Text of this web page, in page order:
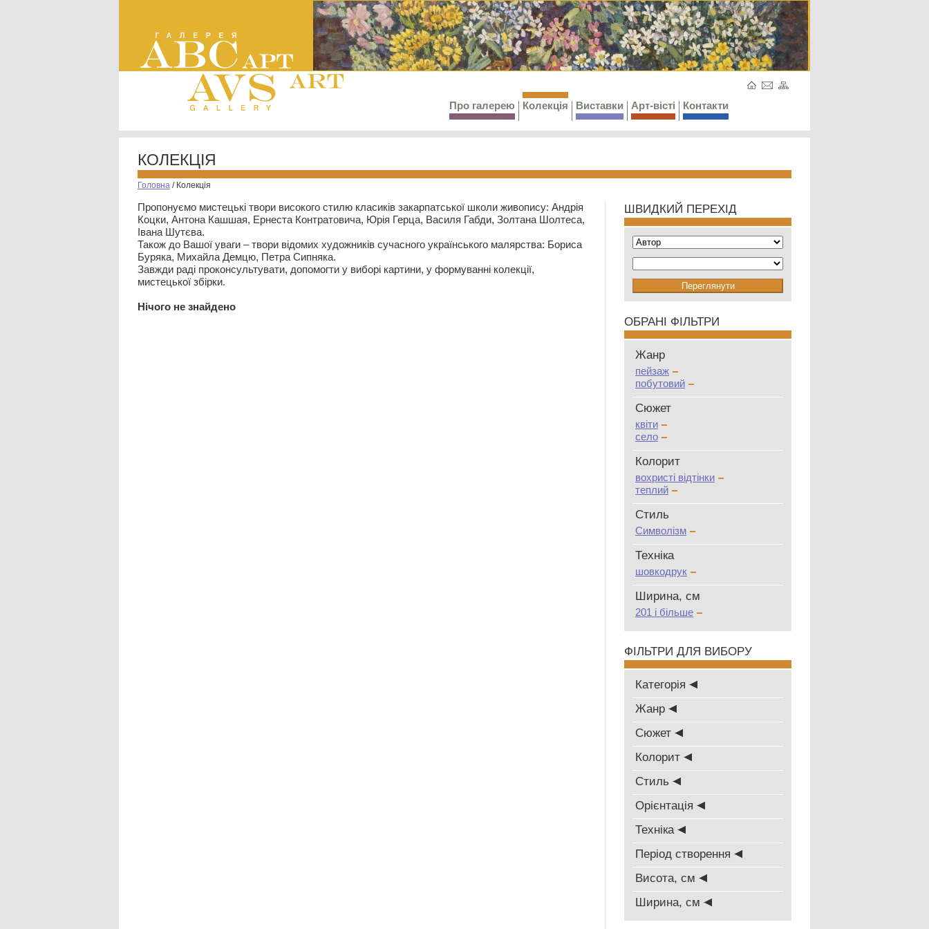
Про галерею Колекція Виставки Арт-вісті Контакти
КОЛЕКЦІЯ
Головна / Колекція
Пропонуємо мистецькі твори високого стилю класиків закарпатської школи живопису: Андрія
Коцки, Антона Кашшая, Ернеста Контратовича, Юрія Герца, Василя Габди, Золтана Шолтеса,
Івана Шутєва.
Також до Вашої уваги – твори відомих художників сучасного українського малярства: Бориса
Буряка, Михайла Демцю, Петра Сипняка.
Завжди раді проконсультувати, допомогти у виборі картини, у формуванні колекції,
мистецької збірки.
Нiчого не знайдено
ШВИДКИЙ ПЕРЕХІД
ОБРАНІ ФІЛЬТРИ
Жанр
пейзаж
побутовий
Сюжет
квіти
село
Колорит
вохристі відтінки
теплий
Стиль
Символізм
Техніка
шовкодрук
Ширина, см
201 і більше
ФІЛЬТРИ ДЛЯ ВИБОРУ
Категорія
Жанр
Сюжет
Колорит
Стиль
Oрієнтація
Техніка
Період створення
Висота, см
Ширина, см